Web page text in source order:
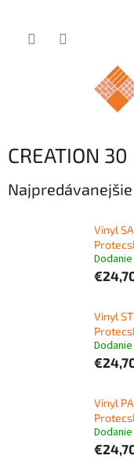
CREATION 30
Najpredávanejšie
Vinyl
Vinyl
Vinyl